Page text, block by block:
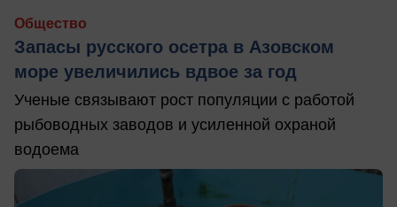
Общество
Запасы русского осетра в Азовском
море увеличились вдвое за год
Ученые связывают рост популяции с работой
рыбоводных заводов и усиленной охраной
водоема